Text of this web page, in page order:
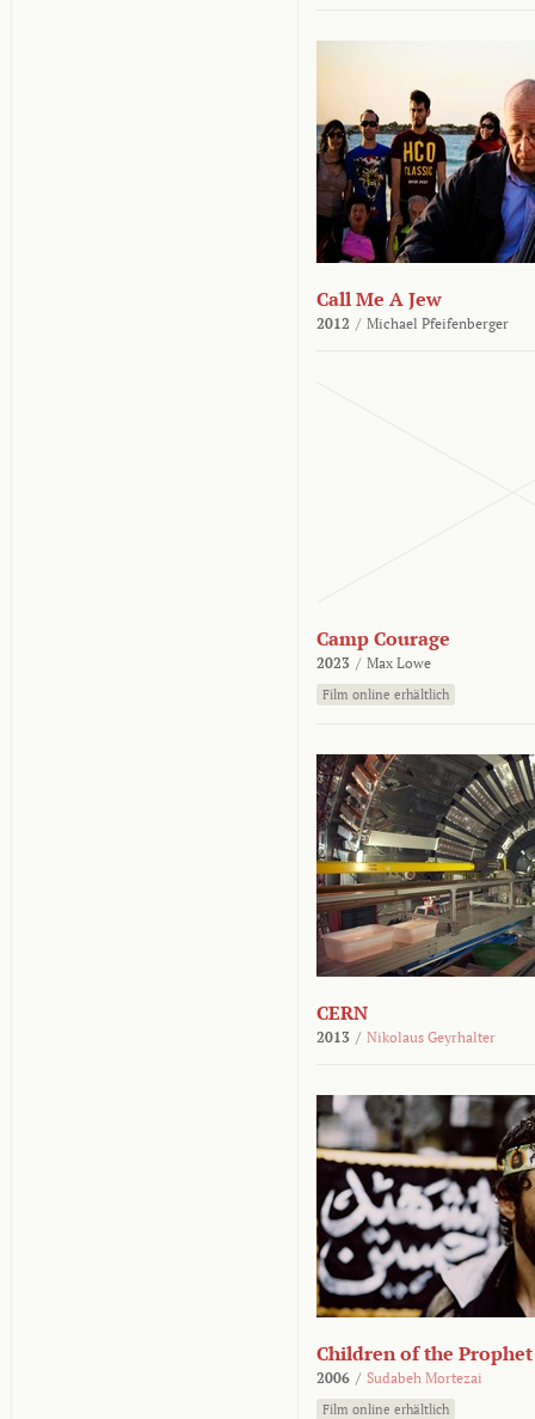
Call Me A Jew
2012 / Michael Pfeifenberger
Camp Courage
2023 / Max Lowe
Film online erhältlich
CERN
2013 / Nikolaus Geyrhalter
Children of the Prophet
2006 / Sudabeh Mortezai
Film online erhältlich